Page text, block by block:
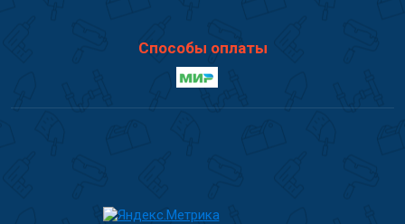
Способы оплаты